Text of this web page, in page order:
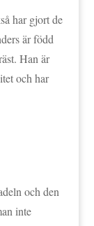
har gjort de
är född
Han är
och har
och den
inte